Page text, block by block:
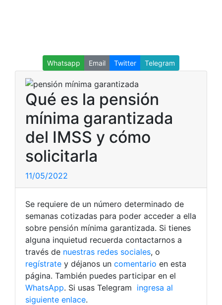
Whatsapp Email Twitter Telegram
Qué es la pensión
mínima garantizada
del IMSS y cómo
solicitarla
11/05/2022
Se requiere de un número determinado de
semanas cotizadas para poder acceder a ella
sobre pensión mínima garantizada. Si tienes
alguna inquietud recuerda contactarnos a
través de nuestras redes sociales, o
regístrate y déjanos un comentario en esta
página. También puedes participar en el
WhatsApp. Si usas Telegram ingresa al
siguiente enlace.